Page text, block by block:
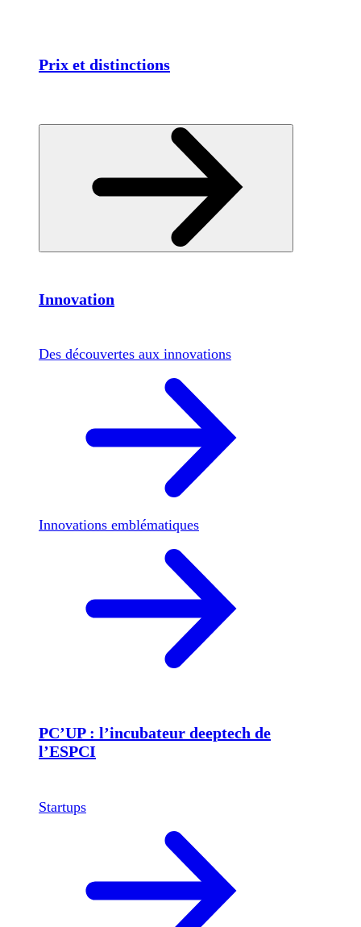
Prix et distinctions
Innovation
Des découvertes aux innovations
Innovations emblématiques
PC’UP : l’incubateur deeptech de
l’ESPCI
Startups